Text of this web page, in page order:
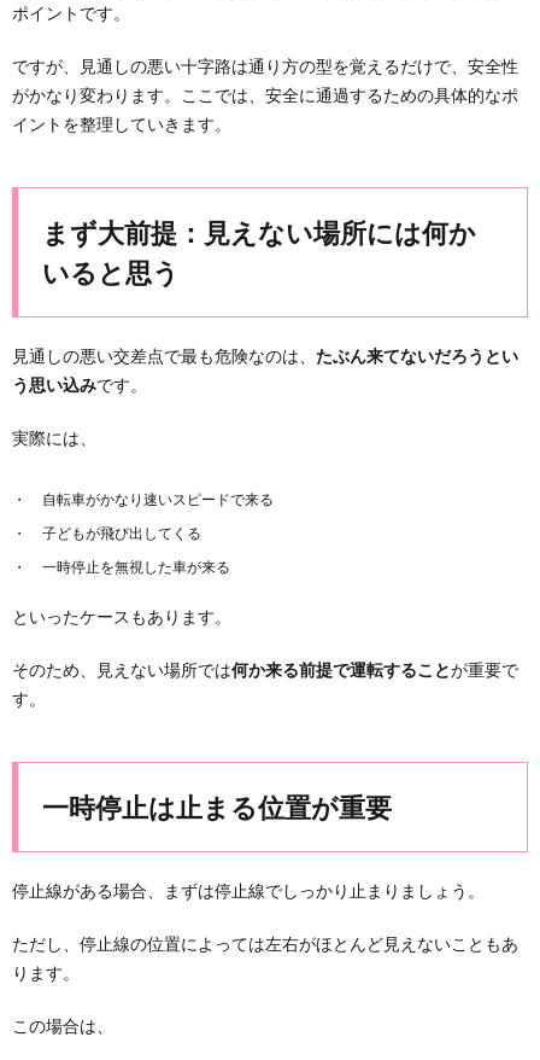
ポイントです。
ですが、見通しの悪い十字路は通り方の型を覚えるだけで、安全性
がかなり変わります。ここでは、安全に通過するための具体的なポ
イントを整理していきます。
まず大前提：見えない場所には何か
いると思う
見通しの悪い交差点で最も危険なのは、 たぶん来てないだろうとい
う思い込みです。
実際には、
自転車がかなり速いスピードで来る
子どもが飛び出してくる
一時停止を無視した車が来る
といったケースもあります。
そのため、見えない場所では何か来る前提で運転することが重要で
す。
一時停止は止まる位置が重要
停止線がある場合、まずは停止線でしっかり止まりましょう。
ただし、停止線の位置によっては左右がほとんど見えないこともあ
ります。
この場合は、